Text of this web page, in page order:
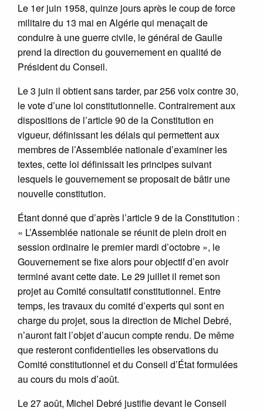
Le 1er juin 1958, quinze jours après le coup de force
militaire du 13 mai en Algérie qui menaçait de
conduire à une guerre civile, le général de Gaulle
prend la direction du gouvernement en qualité de
Président du Conseil.
Le 3 juin il obtient sans tarder, par 256 voix contre 30,
le vote d’une loi constitutionnelle. Contrairement aux
dispositions de l’article 90 de la Constitution en
vigueur, définissant les délais qui permettent aux
membres de l’Assemblée nationale d’examiner les
textes, cette loi définissait les principes suivant
lesquels le gouvernement se proposait de bâtir une
nouvelle constitution.
Étant donné que d’après l’article 9 de la Constitution :
« L’Assemblée nationale se réunit de plein droit en
session ordinaire le premier mardi d’octobre », le
Gouvernement se fixe alors pour objectif d’en avoir
terminé avant cette date. Le 29 juillet il remet son
projet au Comité consultatif constitutionnel. Entre
temps, les travaux du comité d’experts qui sont en
charge du projet, sous la direction de Michel Debré,
n’auront fait l’objet d’aucun compte rendu. De même
que resteront confidentielles les observations du
Comité constitutionnel et du Conseil d’État formulées
au cours du mois d’août.
Le 27 août, Michel Debré justifie devant le Conseil